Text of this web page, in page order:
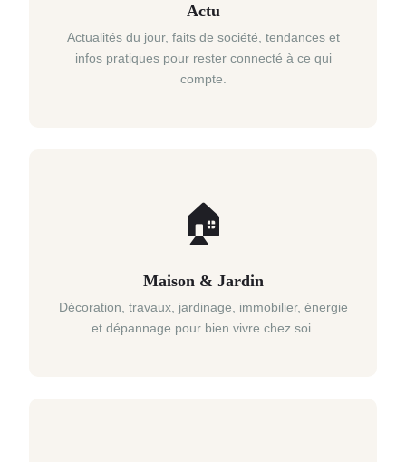
Actu
Actualités du jour, faits de société, tendances et
infos pratiques pour rester connecté à ce qui
compte.
🏠
Maison & Jardin
Décoration, travaux, jardinage, immobilier, énergie
et dépannage pour bien vivre chez soi.